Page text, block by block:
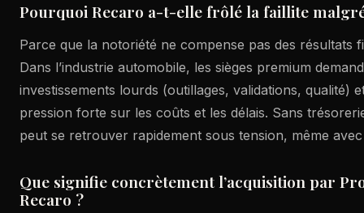
Pourquoi Recaro a-t-elle frôlé la faillite
Parce que la notoriété ne compense pas des résultats
Dans l’industrie automobile, les sièges premium
investissements lourds (outillages, validations, qualité)
pression forte sur les coûts et les délais. Sans
peut se retrouver rapidement sous tension, même
Que signifie concrètement l’acquisition par
Recaro ?